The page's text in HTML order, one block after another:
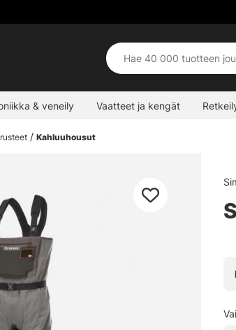
& veneily Vaatteet ja kengät
Kahluuhousut